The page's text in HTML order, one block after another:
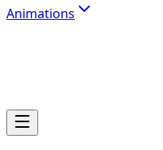
Animations